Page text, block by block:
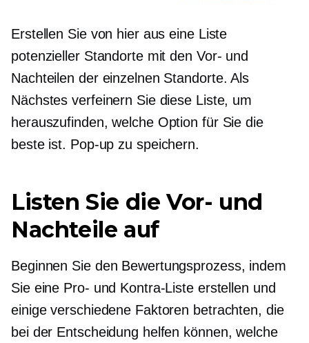
Erstellen Sie von hier aus eine Liste
potenzieller Standorte mit den Vor- und
Nachteilen der einzelnen Standorte. Als
Nächstes verfeinern Sie diese Liste, um
herauszufinden, welche Option für Sie die
beste ist. Pop-up zu speichern.
Listen Sie die Vor- und
Nachteile auf
Beginnen Sie den Bewertungsprozess, indem
Sie eine Pro- und Kontra-Liste erstellen und
einige verschiedene Faktoren betrachten, die
bei der Entscheidung helfen können, welche